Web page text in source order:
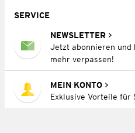
SERVICE
NEWSLETTER
Jetzt abonnieren und
mehr verpassen!
MEIN KONTO
Exklusive Vorteile für